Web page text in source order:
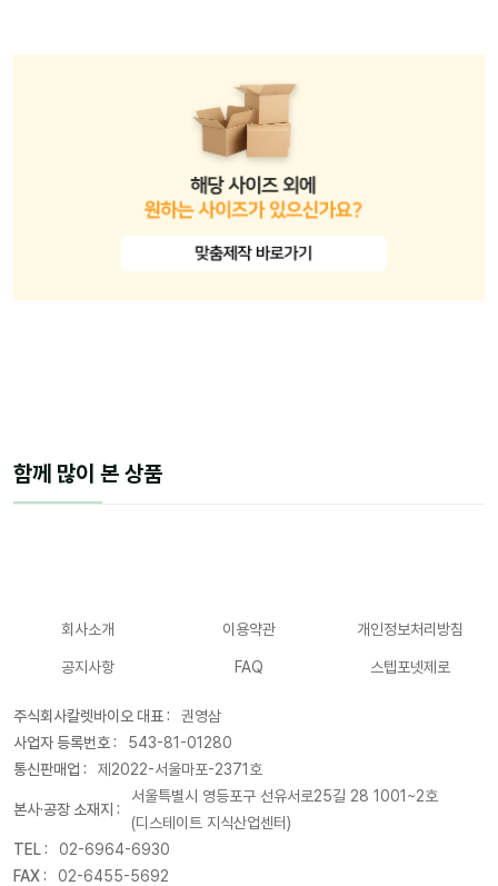
함께 많이 본 상품
회사소개 이용약관 개인정보처리방침
공지사항 FAQ 스텝포넷제로
주식회사칼렛바이오 대표 :
권영삼
사업자 등록번호 :
543-81-01280
통신판매업 :
제2022-서울마포-2371호
본사·공장 소재지 :
서울특별시 영등포구 선유서로25길 28 1001~2호
(디스테이트 지식산업센터)
TEL :
02-6964-6930
FAX :
02-6455-5692